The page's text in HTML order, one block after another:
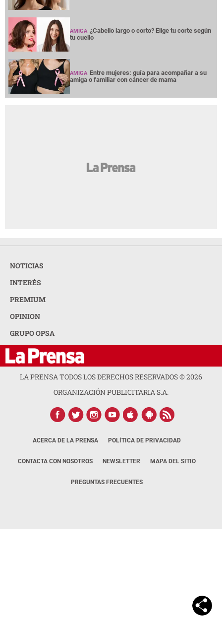
AMIGA ¿Cabello largo o corto? Elige tu corte según
tu cuello
AMIGA Entre mujeres: guía para acompañar a su
amiga o familiar con cáncer de mama
NOTICIAS
INTERÉS
PREMIUM
OPINION
GRUPO OPSA
LA PRENSA TODOS LOS DERECHOS RESERVADOS ©2026
ORGANIZACIÓN PUBLICITARIA S.A.
ACERCA DE LA PRENSA POLÍTICA DE PRIVACIDAD
CONTACTA CON NOSOTROS NEWSLETTER MAPA DEL SITIO
PREGUNTAS FRECUENTES